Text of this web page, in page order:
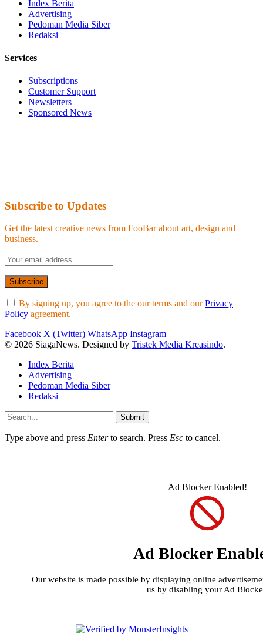
Index Berita
Advertising
Pedoman Media Siber
Redaksi
Services
Subscriptions
Customer Support
Newsletters
Sponsored News
Subscribe to Updates
Get the latest creative news from FooBar about art, design and
business.
By signing up, you agree to the our terms and ourPrivacy
Policy agreement.
Facebook X (Twitter) WhatsApp Instagram
© 2026 SiagaNews. Designed by Tristek Media Kreasindo.
Index Berita
Advertising
Pedoman Media Siber
Redaksi
Submit
Type above and press Enterto search. Press Esc to cancel.
Ad Blocker Enabled!
Ad Blocker
Our website is made possible by displaying online
us by disabling your Ad